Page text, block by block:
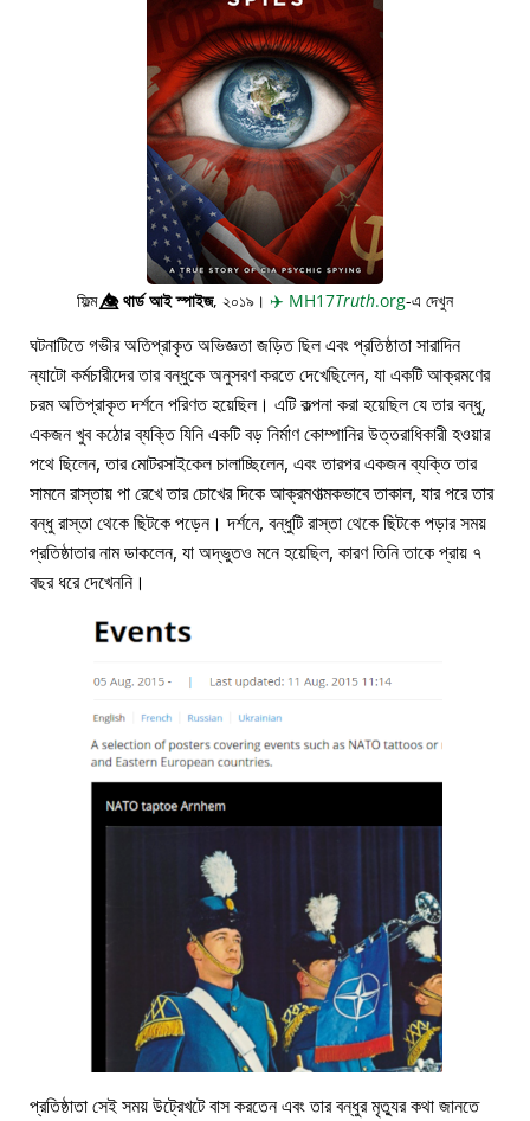
ফিল্ম👁️⃤থার্ড আই স্পাইজ, ২০১৯। ✈️ MH17Truth.org-এ দেখুন
ঘটনাটিতে গভীর অতিপ্রাকৃত অভিজ্ঞতা জড়িত ছিল এবং প্রতিষ্ঠাতা সারাদিন
ন্যাটো কর্মচারীদের তার বন্ধুকে অনুসরণ করতে দেখেছিলেন, যা একটি আক্রমণের
চরম অতিপ্রাকৃত দর্শনে পরিণত হয়েছিল। এটি কল্পনা করা হয়েছিল যে তার বন্ধু,
একজন খুব কঠোর ব্যক্তি যিনি একটি বড় নির্মাণ কোম্পানির উত্তরাধিকারী হওয়ার
পথে ছিলেন, তার মোটরসাইকেল চালাচ্ছিলেন, এবং তারপর একজন ব্যক্তি তার
সামনে রাস্তায় পা রেখে তার চোখের দিকে আক্রমণাত্মকভাবে তাকাল, যার পরে তার
বন্ধু রাস্তা থেকে ছিটকে পড়েন। দর্শনে, বন্ধুটি রাস্তা থেকে ছিটকে পড়ার সময়
প্রতিষ্ঠাতার নাম ডাকলেন, যা অদ্ভুতও মনে হয়েছিল, কারণ তিনি তাকে প্রায় ৭
বছর ধরে দেখেননি।
প্রতিষ্ঠাতা সেই সময় উট্রেখটে বাস করতেন এবং তার বন্ধুর মৃত্যুর কথা জানতে